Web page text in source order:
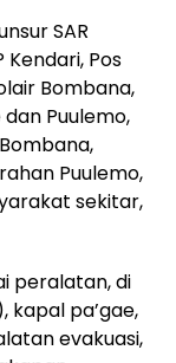
SAR
Pos
Bombana,
dan Puulemo,
Puulemo,
sekitar,
peralatan, di
kapal pa’gae,
evakuasi,